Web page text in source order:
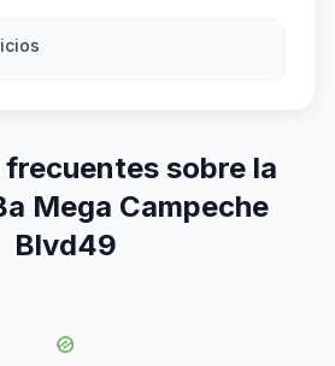
sobre la
Mega Campeche
Blvd49